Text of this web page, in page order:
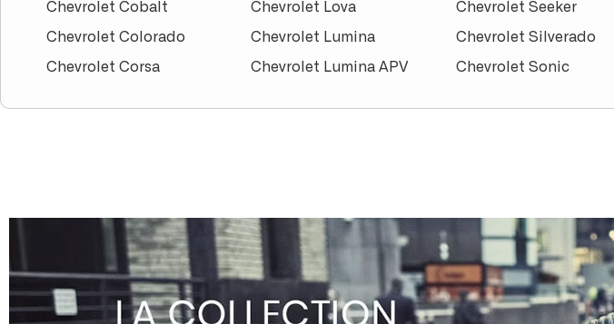
Chevrolet Cobalt
Chevrolet Colorado
Chevrolet Corsa
Chevrolet Lova
Chevrolet Lumina
Chevrolet Lumina APV
Chevrolet Seeker
Chevrolet Silverado
Chevrolet Sonic